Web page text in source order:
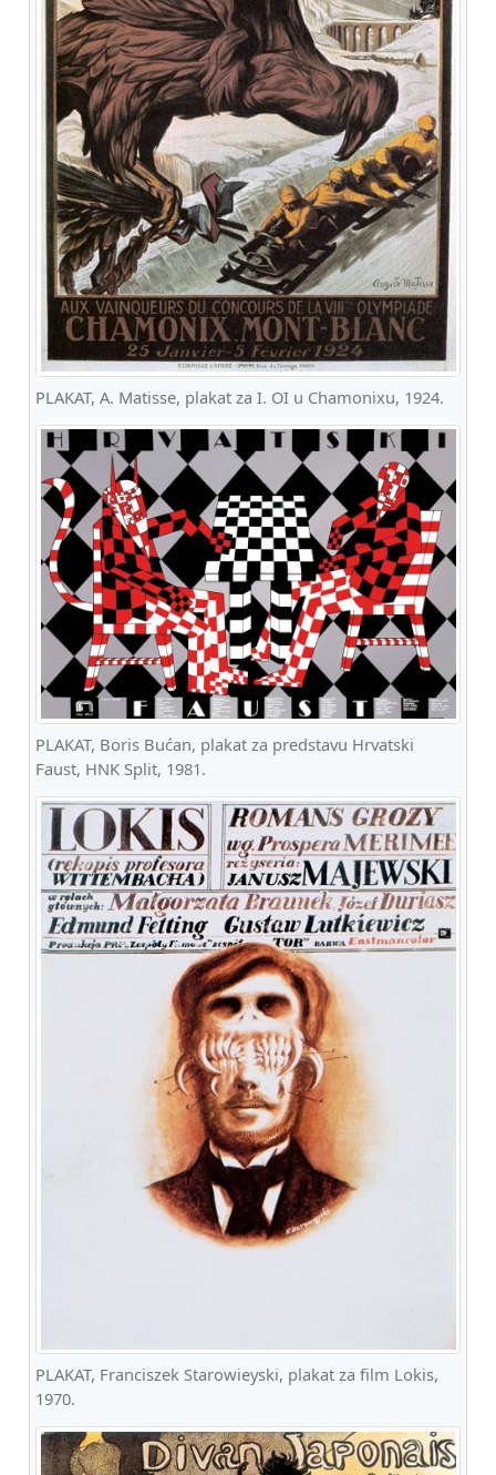
PLAKAT, A. Matisse, plakat za I. OI u Chamonixu, 1924.
PLAKAT, Boris Bućan, plakat za predstavu Hrvatski
Faust, HNK Split, 1981.
PLAKAT, Franciszek Starowieyski, plakat za film Lokis,
1970.